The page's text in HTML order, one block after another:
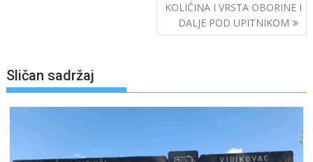
KOLIČINA I VRSTA OBORINE I
DALJE POD UPITNIKOM
Sličan sadržaj